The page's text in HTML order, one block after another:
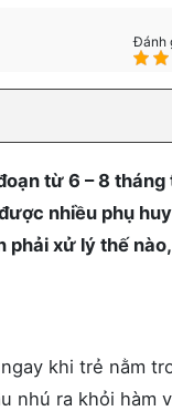
Đánh
từ 6 – 8 tháng
nhiều phụ
phải xử lý thế
khi trẻ nằm
nhú ra khỏi hàm